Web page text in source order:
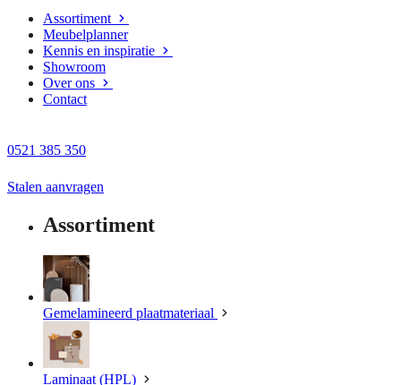
Assortiment
Meubelplanner
Kennis en inspiratie
Showroom
Over ons
Contact
0521 385 350
Stalen aanvragen
Assortiment
Gemelamineerd plaatmateriaal
Laminaat (HPL)